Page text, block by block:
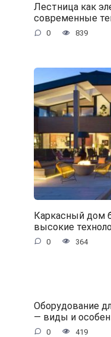
Лестница как
современные
0 839
Каркасный дом
высокие
0 364
Оборудование
— виды и
0 419